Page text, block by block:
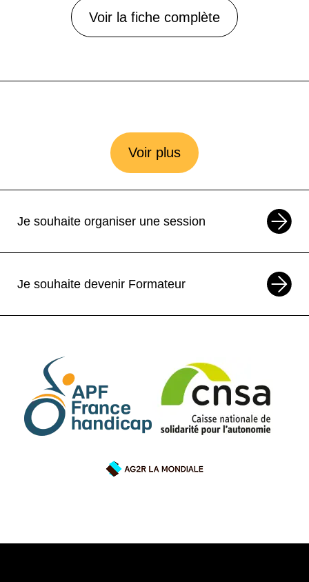
Voir la fiche complète
Voir plus
Je souhaite organiser une session
Je souhaite devenir Formateur